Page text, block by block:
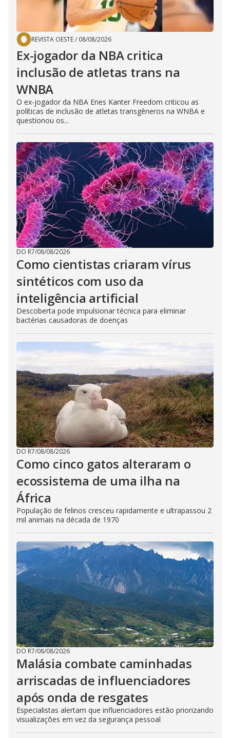
REVISTA OESTE/ 08/08/2026
Ex-jogador da NBA critica
inclusão de atletas trans na
WNBA
O ex-jogador da NBA Enes Kanter Freedom criticou as
políticas de inclusão de atletas transgêneros na WNBA e
questionou os...
DO R7/08/08/2026
Como cientistas criaram vírus
sintéticos com uso da
inteligência artificial
Descoberta pode impulsionar técnica para eliminar
bactérias causadoras de doenças
DO R7/08/08/2026
Como cinco gatos alteraram o
ecossistema de uma ilha na
África
População de felinos cresceu rapidamente e ultrapassou 2
mil animais na década de 1970
DO R7/08/08/2026
Malásia combate caminhadas
arriscadas de influenciadores
após onda de resgates
Especialistas alertam que influenciadores estão priorizando
visualizações em vez da segurança pessoal